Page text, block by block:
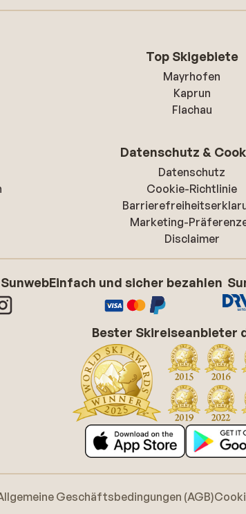
Top Skigebiete
Mayrhofen
Kaprun
Flachau
Datenschutz &
Datenschutz
Cookie-Richtlinie
Marketing-
Disclaimer
Einfach und sicher bezahlen
Bester Skireiseanbieter
Geschäftsbedingungen (AGB)